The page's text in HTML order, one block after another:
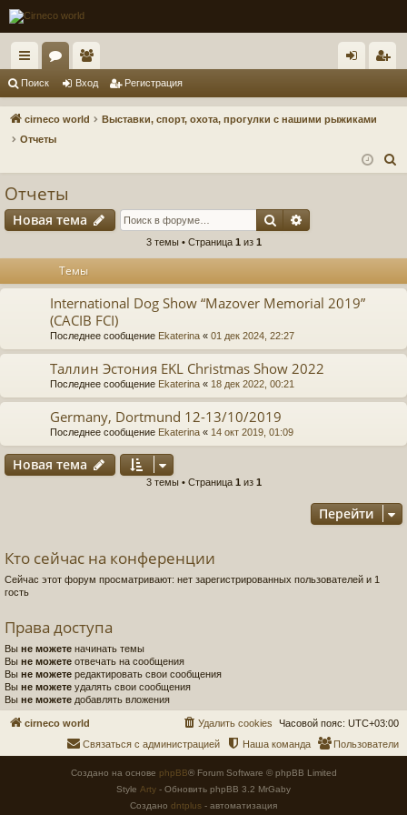
с
ы
лк
ум
ы
ол
ьз
и
д ис
ац
Поиск Вход Регистрация
cirneco world
Выставки, спорт, охота, прогулки с нашими рыжиками
Отчеты
Отчеты
Новая тема Поиск
3 темы • Страница 1 из 1
Темы
International Dog Show “Mazover Memorial 2019”
(CACIB FCI)
Последнее сообщение Ekaterina « 01 дек 2024, 22:27
Таллин Эстония EKL Christmas Show 2022
Последнее сообщение Ekaterina « 18 дек 2022, 00:21
Germany, Dortmund 12-13/10/2019
Последнее сообщение Ekaterina « 14 окт 2019, 01:09
Новая тема
3 темы • Страница 1 из 1
Перейти
Кто сейчас на конференции
Сейчас этот форум просматривают: нет зарегистрированных пользователей и 1
гость
Права доступа
Вы не можете начинать темы
Вы не можете отвечать на сообщения
Вы не можете редактировать свои сообщения
Вы не можете удалять свои сообщения
Вы не можете добавлять вложения
cirneco world Часовой пояс: UTC+03:00
Удалить cookies
Пользователи
Наша команда
Связаться с администрацией
Создано на основе phpBB® Forum Software © phpBB Limited
Style Arty - Обновить phpBB 3.2 MrGaby
Создано dntplus - автоматизация